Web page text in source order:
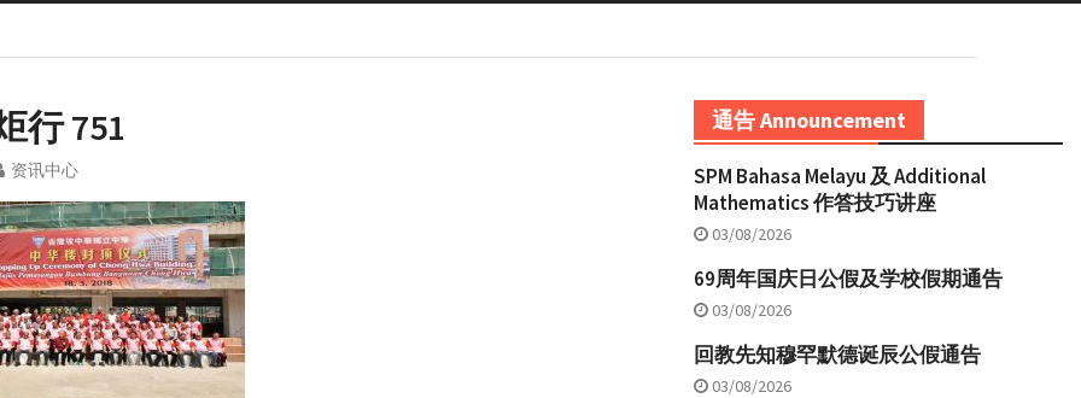
行 751
资讯中心
通告 Announcement
SPM Bahasa Melayu 及 Additional
Mathematics 作答技巧讲座
03/08/2026
69周年国庆日公假及学校假期通告
03/08/2026
回教先知穆罕默德诞辰公假通告
03/08/2026